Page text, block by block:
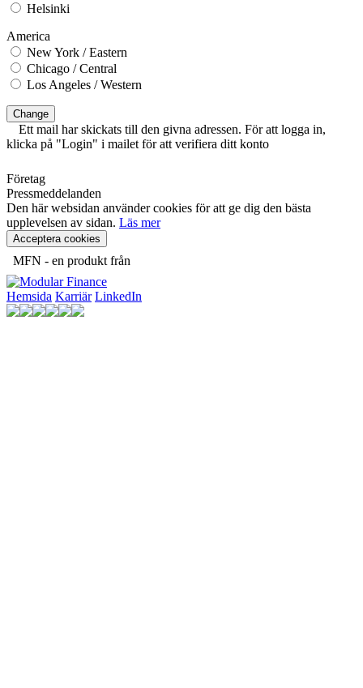
Helsinki
America
New York / Eastern
Chicago / Central
Los Angeles / Western
Change
Ett mail har skickats till den givna adressen. För att logga in,
klicka på "Login" i mailet för att verifiera ditt konto
Företag
Pressmeddelanden
Den här websidan använder cookies för att ge dig den bästa
upplevelsen av sidan. Läs mer
Acceptera cookies
MFN - en produkt från
Hemsida Karriär LinkedIn